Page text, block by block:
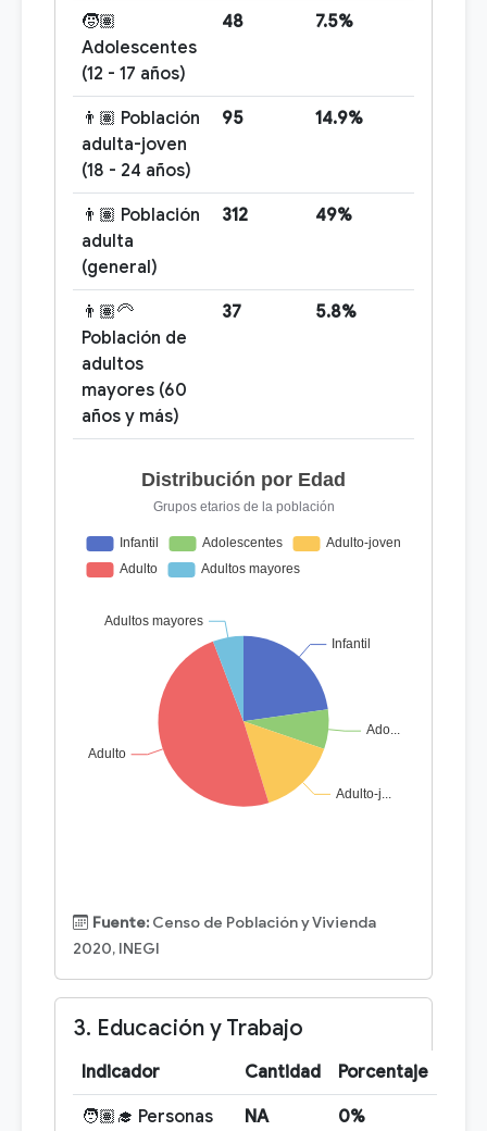
🧒🏽
Adolescentes
(12 - 17 años)
48 7.5%
👨🏽 Población
adulta-joven
(18 - 24 años)
95 14.9%
👨🏽 Población
adulta
(general)
312 49%
👨🏽‍🦳
Población de
adultos
mayores (60
años y más)
37 5.8%
Fuente: Censo de Población y Vivienda
2020, INEGI
3. Educación y Trabajo
Indicador Cantidad Porcentaje
🧑🏽‍🎓 Personas NA 0%